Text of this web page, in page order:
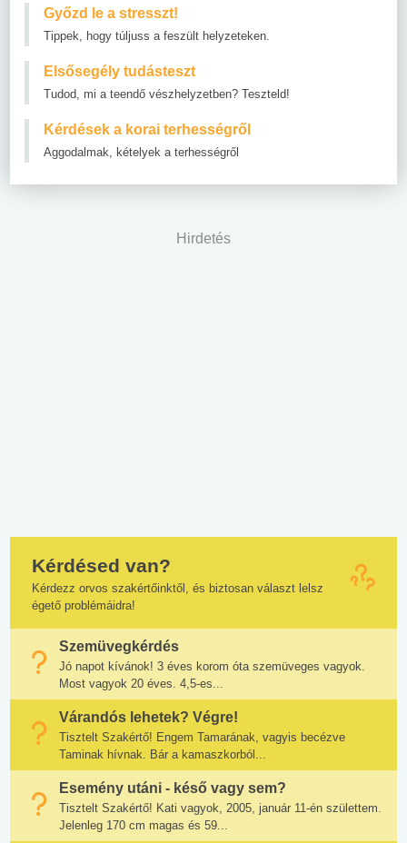
Győzd le a stresszt!
Tippek, hogy túljuss a feszült helyzeteken.
Elsősegély tudásteszt
Tudod, mi a teendő vészhelyzetben? Teszteld!
Kérdések a korai terhességről
Aggodalmak, kételyek a terhességről
Hirdetés
Kérdésed van?
Kérdezz orvos szakértőinktől, és biztosan választ lelsz
égető problémáidra!
Szemüvegkérdés
Jó napot kívánok! 3 éves korom óta szemüveges vagyok.
Most vagyok 20 éves. 4,5-es...
Várandós lehetek? Végre!
Tisztelt Szakértő! Engem Tamarának, vagyis becézve
Taminak hívnak. Bár a kamaszkorból...
Esemény utáni - késő vagy sem?
Tisztelt Szakértő! Kati vagyok, 2005, január 11-én születtem.
Jelenleg 170 cm magas és 59...